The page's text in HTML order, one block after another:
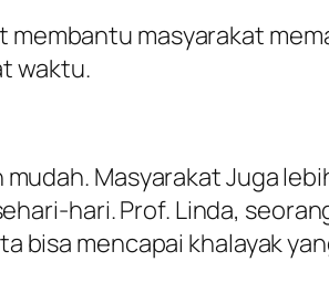
membantu masyarakat
waktu.
Masyarakat Juga
hari. Prof. Linda,
bisa mencapai khalayak